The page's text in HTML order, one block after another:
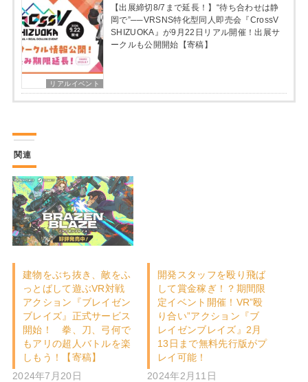
リアルイベント
【出展締切8/7まで延長！】“待ち合わせは静
岡で”──VRSNS特化型同人即売会『CrossV
SHIZUOKA』が9月22日リアル開催！出展サ
ークルも公開開始【寄稿】
関連
建物をぶち抜き、敵をふ
っとばして遊ぶVR対戦
アクション『ブレイゼン
ブレイズ』正式サービス
開始！ 拳、刀、弓何で
もアリの超人バトルを楽
しもう！【寄稿】
2024年7月20日
開発スタッフを殴り飛ば
して賞金稼ぎ！？期間限
定イベント開催！VR”殴
り合い”アクション『ブ
レイゼンブレイズ』2月
13日まで無料先行版がプ
レイ可能！
2024年2月11日